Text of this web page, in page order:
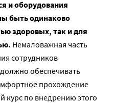
и оборудования
быть одинаково
здоровых, так и для
Немаловажная часть
сотрудников
обеспечивать
прохождение
курс по внедрению этого